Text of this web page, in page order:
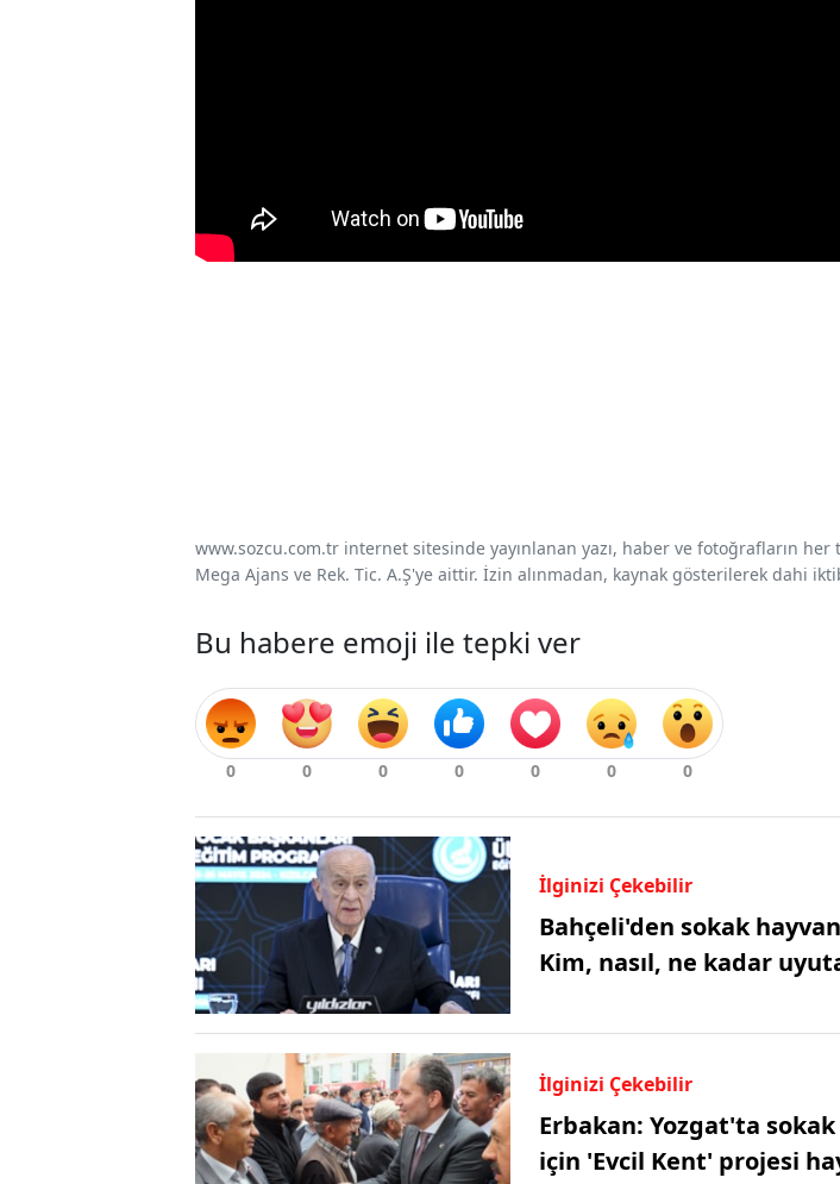
www.sozcu.com.tr internet sitesinde yayınlanan yazı, haber ve fotoğrafların her
Mega Ajans ve Rek. Tic. A.Ş'ye aittir. İzin alınmadan, kaynak gösterilerek dahi
Bu habere emoji ile tepki ver
İlginizi Çekebilir
Bahçeli'den sokak
Kim, nasıl, ne kadar
İlginizi Çekebilir
Erbakan: Yozgat'ta
için 'Evcil Kent' projesi